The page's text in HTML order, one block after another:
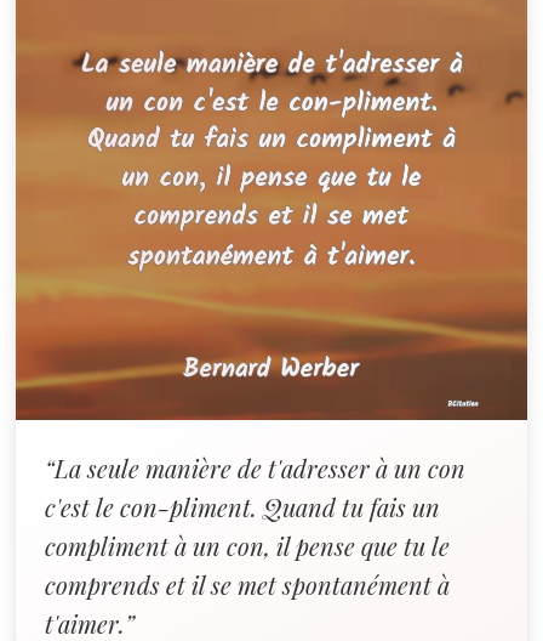
“La seule manière de t'adresser à un con
c'est le con-pliment. Quand tu fais un
compliment à un con, il pense que tu le
comprends et il se met spontanément à
t'aimer.”